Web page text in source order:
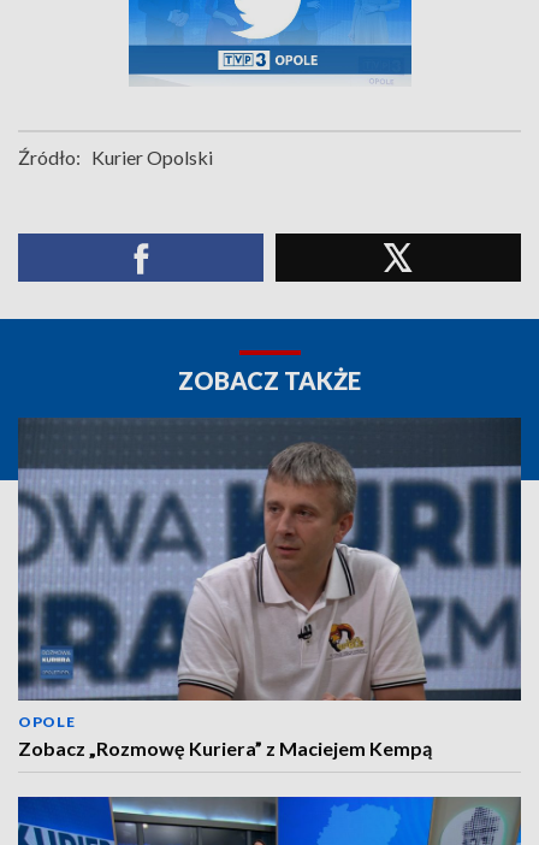
Źródło: Kurier Opolski
ZOBACZ TAKŻE
OPOLE
Zobacz „Rozmowę Kuriera” z Maciejem Kempą